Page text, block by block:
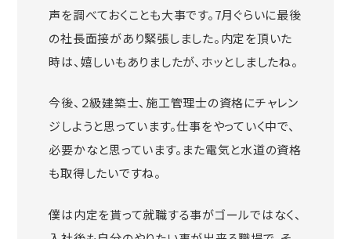
声を調べておくことも大事です。7月ぐらいに最後
の社長面接があり緊張しました。内定を頂いた
時は、嬉しいもありましたが、ホッとしましたね。
今後、２級建築士、施工管理士の資格にチャレン
ジしようと思っています。仕事をやっていく中で、
必要かなと思っています。また電気と水道の資格
も取得したいですね。
僕は内定を貰って就職する事がゴールではなく、